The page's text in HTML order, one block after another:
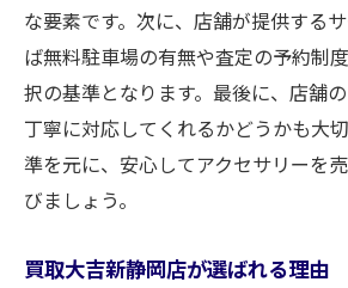
な要素です。次に、店舗が提供する
ば無料駐車場の有無や査定の予約制
択の基準となります。最後に、店舗
丁寧に対応してくれるかどうかも大
準を元に、安心してアクセサリーを
びましょう。
買取大吉新静岡店が選ばれる理由